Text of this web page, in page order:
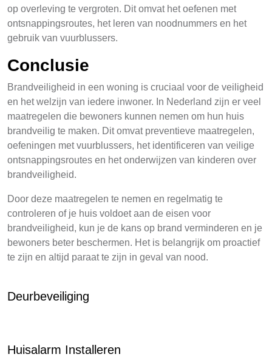
op overleving te vergroten. Dit omvat het oefenen met
ontsnappingsroutes, het leren van noodnummers en het
gebruik van vuurblussers.
Conclusie
Brandveiligheid in een woning is cruciaal voor de veiligheid
en het welzijn van iedere inwoner. In Nederland zijn er veel
maatregelen die bewoners kunnen nemen om hun huis
brandveilig te maken. Dit omvat preventieve maatregelen,
oefeningen met vuurblussers, het identificeren van veilige
ontsnappingsroutes en het onderwijzen van kinderen over
brandveiligheid.
Door deze maatregelen te nemen en regelmatig te
controleren of je huis voldoet aan de eisen voor
brandveiligheid, kun je de kans op brand verminderen en je
bewoners beter beschermen. Het is belangrijk om proactief
te zijn en altijd paraat te zijn in geval van nood.
Deurbeveiliging
Huisalarm Installeren